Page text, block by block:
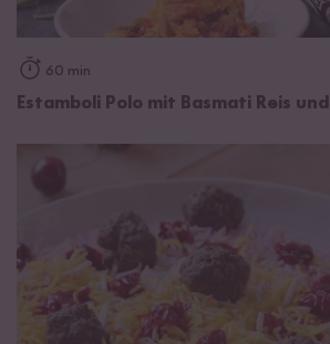
60 min
Estamboli Polo mit Basmati Reis